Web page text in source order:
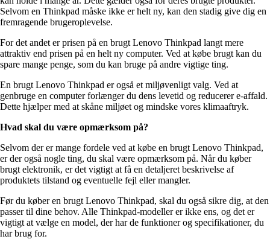
Selvom en Thinkpad måske ikke er helt ny, kan den stadig give dig en
fremragende brugeroplevelse.
For det andet er prisen på en brugt Lenovo Thinkpad langt mere
attraktiv end prisen på en helt ny computer. Ved at købe brugt kan du
spare mange penge, som du kan bruge på andre vigtige ting.
En brugt Lenovo Thinkpad er også et miljøvenligt valg. Ved at
genbruge en computer forlænger du dens levetid og reducerer e-affald.
Dette hjælper med at skåne miljøet og mindske vores klimaaftryk.
Hvad skal du være opmærksom på?
Selvom der er mange fordele ved at købe en brugt Lenovo Thinkpad,
er der også nogle ting, du skal være opmærksom på. Når du køber
brugt elektronik, er det vigtigt at få en detaljeret beskrivelse af
produktets tilstand og eventuelle fejl eller mangler.
Før du køber en brugt Lenovo Thinkpad, skal du også sikre dig, at den
passer til dine behov. Alle Thinkpad-modeller er ikke ens, og det er
vigtigt at vælge en model, der har de funktioner og specifikationer, du
har brug for.